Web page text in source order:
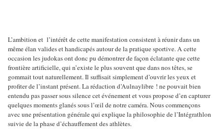
L’ambition et l’intérêt de cette manifestation consistent à réunir dans un
même élan valides et handicapés autour de la pratique sportive. A cette
occasion les judokas ont donc pu démontrer de façon éclatante que cette
frontière artificielle, qui n’existe le plus souvent que dans nos têtes, se
gommait tout naturellement. Il suffisait simplement d’ouvrir les yeux et
profiter de l’instant présent. La rédaction d’Aulnaylibre ! ne pouvait bien
entendu pas passer sous silence cet événement et vous propose d’en capturer
quelques moments glanés sous l’œil de notre caméra. Nous commençons
avec une présentation générale qui explique la philosophie de l’Intégrathlon
suivie de la phase d’échauffement des athlètes.